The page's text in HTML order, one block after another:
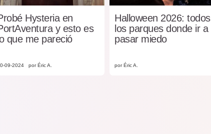
Hysteria en
y esto es
que me pareció
09-2024 por Éric A.
Halloween 2026: todos
los parques donde ir a
pasar miedo
por Éric A.